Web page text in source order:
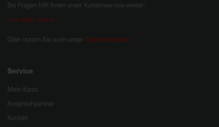
Bei Fragen hilft Ihnen unser Kundenservice weiter:
+49 4541 806 0
Oder nutzen Sie auch unser Onlineformular.
Service
Mein Konto
Ansprechpartner
Kontakt